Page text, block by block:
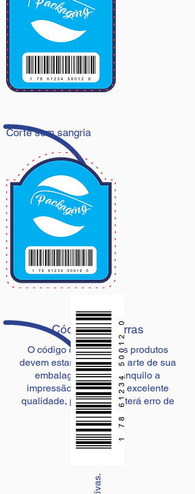
Corte sem sangria
Código de Barras
O código de barras dos produtos
devem estar junto com a arte de sua
embalagem, fique tranquilo a
impressão possui uma excelente
qualidade, por isso não terá erro de
leitura.